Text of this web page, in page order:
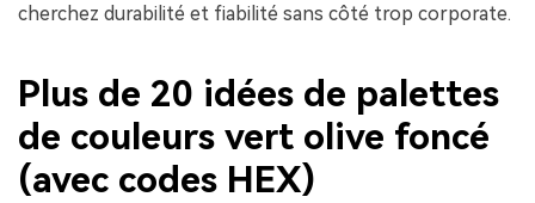
cherchez durabilité et fiabilité sans côté trop corporate.
Plus de 20 idées de palettes
de couleurs vert olive foncé
(avec codes HEX)